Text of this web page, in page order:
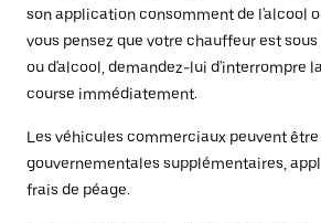
son application consomment de l'alcool
vous pensez que votre chauffeur est
ou d'alcool, demandez-lui d'interrompre
course immédiatement.
Les véhicules commerciaux peuvent
gouvernementales supplémentaires,
frais de péage.